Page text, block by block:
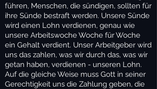
führen, Menschen, die sündigen, sollten für
ihre Sünde bestraft werden. Unsere Sünde
wird einen Lohn verdienen, genau wie
unsere Arbeitswoche Woche für Woche
ein Gehalt verdient. Unser Arbeitgeber wird
uns das zahlen, was wir durch das, was wir
getan haben, verdienen - unseren Lohn.
Auf die gleiche Weise muss Gott in seiner
Gerechtigkeit uns die Zahlung geben, die